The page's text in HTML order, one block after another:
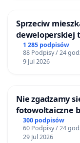
Sprzeciw
deweloperskiej
Bulwarów
1 285 podpisów
88 Podpisy / 24
9 Jul 2026
Nie zgadzamy
fotowoltaiczne
mieszkańców
300 podpisów
60 Podpisy / 24
29 Jul 2026